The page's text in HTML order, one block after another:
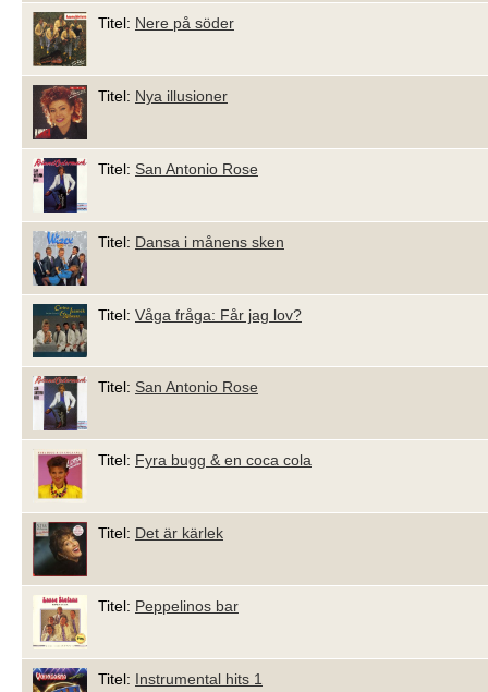
Titel: Nere på söder
Titel: Nya illusioner
Titel: San Antonio Rose
Titel: Dansa i månens sken
Titel: Våga fråga: Får jag lov?
Titel: San Antonio Rose
Titel: Fyra bugg & en coca cola
Titel: Det är kärlek
Titel: Peppelinos bar
Titel: Instrumental hits 1